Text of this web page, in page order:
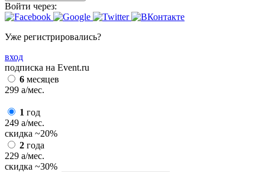
Войти через:
Уже регистрировались?
вход
подписка на Event.ru
6 месяцев
299 a/мес.
1 год
249 a/мес.
скидка ~20%
2 года
229 a/мес.
скидка ~30%